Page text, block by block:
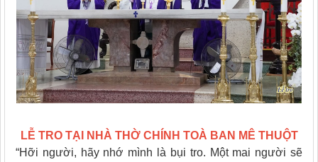
LỄ TRO TẠI NHÀ THỜ CHÍNH TOÀ BAN MÊ THUỘT
“Hỡi người, hãy nhớ mình là bụi tro. Một mai người sẽ